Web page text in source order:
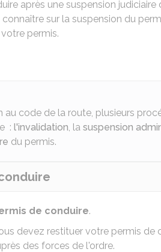
après une suspension
sur la suspension du
permis.
au code de la route, plusieurs
: l'invalidation, la suspension
du permis.
de conduire.
devez restituer votre permis de
des forces de l'ordre.